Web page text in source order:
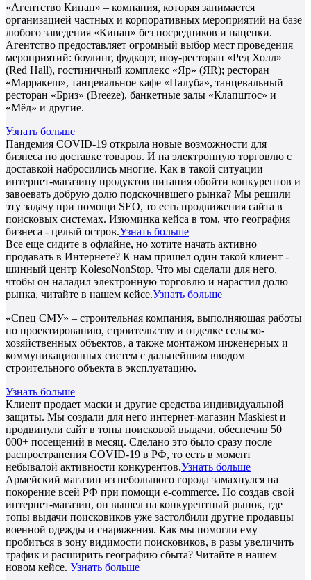
«Агентство Кинап» – компания, которая занимается
организацией частных и корпоративных мероприятий на базе
любого заведения «Кинап» без посредников и наценки.
Агентство предоставляет огромный выбор мест проведения
мероприятий: боулинг, фудкорт, шоу-ресторан «Ред Холл»
(Red Hall), гостиничный комплекс «Яр» (ЯR); ресторан
«Марракеш», танцевальное кафе «Палуба», танцевальный
ресторан «Бриз» (Breeze), банкетные залы «Клапштос» и
«Мёд» и другие.
Узнать больше
Пандемия COVID-19 открыла новые возможности для
бизнеса по доставке товаров. И на электронную торговлю с
доставкой набросились многие. Как в такой ситуации
интернет-магазину продуктов питания обойти конкурентов и
завоевать добрую долю подскочившего рынка? Мы решили
эту задачу при помощи SEO, то есть продвижения сайта в
поисковых системах. Изюминка кейса в том, что география
бизнеса - целый остров.Узнать больше
Все еще сидите в офлайне, но хотите начать активно
продавать в Интернете? К нам пришел один такой клиент -
шинный центр KolesoNonStop. Что мы сделали для него,
чтобы он наладил электронную торговлю и нарастил долю
рынка, читайте в нашем кейсе.Узнать больше
«Спец СМУ» – строительная компания, выполняющая работы
по проектированию, строительству и отделке сельско-
хозяйственных объектов, а также монтажом инженерных и
коммуникационных систем с дальнейшим вводом
строительного объекта в эксплуатацию.
Узнать больше
Клиент продает маски и другие средства индивидуальной
защиты. Мы создали для него интернет-магазин Maskiest и
продвинули сайт в топы поисковой выдачи, обеспечив 50
000+ посещений в месяц. Сделано это было сразу после
распространения COVID-19 в РФ, то есть в момент
небывалой активности конкурентов.Узнать больше
Армейский магазин из небольшого города замахнулся на
покорение всей РФ при помощи e-commerce. Но создав свой
интернет-магазин, он вышел на конкурентный рынок, где
топы выдачи поисковиков уже застолбили другие продавцы
военной одежды и снаряжения. Как мы помогли ему
пробиться в зону видимости поисковиков, в разы увеличить
трафик и расширить географию сбыта? Читайте в нашем
новом кейсе. Узнать больше